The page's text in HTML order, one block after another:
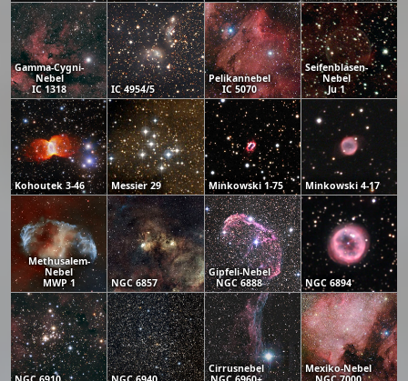
Gamma-Cygni-
Nebel
IC 1318
IC 4954/5
Pelikannebel
IC 5070
Seifenblasen-
Nebel
Ju 1
Kohoutek 3-46 Messier 29 Minkowski 1-75 Minkowski 4-17
Methusalem-
Nebel
MWP 1
NGC 6857
Gipfeli-Nebel
NGC 6888
NGC 6894
Cirrusnebel
Mexiko-Nebel